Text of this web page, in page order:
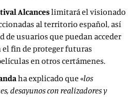
Alcanceslimitará el visionado
al territorio español, así
de usuarios que puedan acceder
el fin de proteger futuras
en otros certámenes.
ha explicado que «los
desayunos con realizadores y